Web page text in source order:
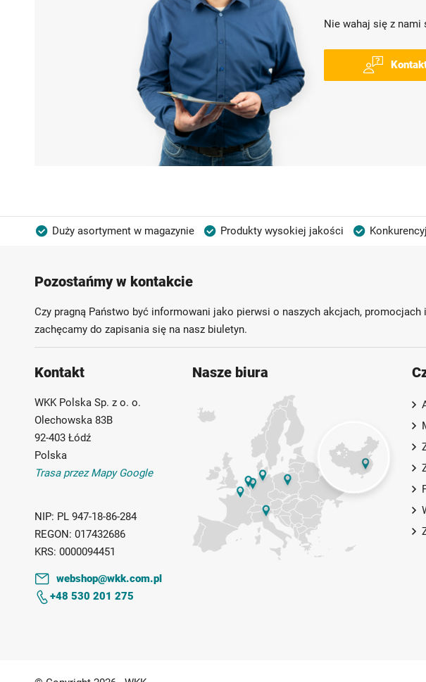
Nie wahaj się z
Duży asortyment w magazynie Produkty wysokiej jakości
Pozostańmy w kontakcie
Czy pragną Państwo być informowani jako pierwsi o naszych akcjach, promocjach
zachęcamy do zapisania się na nasz biuletyn.
Kontakt
WKK Polska Sp. z o. o.
Olechowska 83B
92-403 Łódź
Polska
Trasa przez Mapy Google
NIP: PL 947-18-86-284
REGON: 017432686
KRS: 0000094451
webshop@wkk.com.pl
+48 530 201 275
Nasze biura